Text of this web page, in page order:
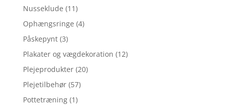
Nusseklude (11)
Ophængsringe (4)
Påskepynt (3)
Plakater og vægdekoration (12)
Plejeprodukter (20)
Plejetilbehør (57)
Pottetræning (1)